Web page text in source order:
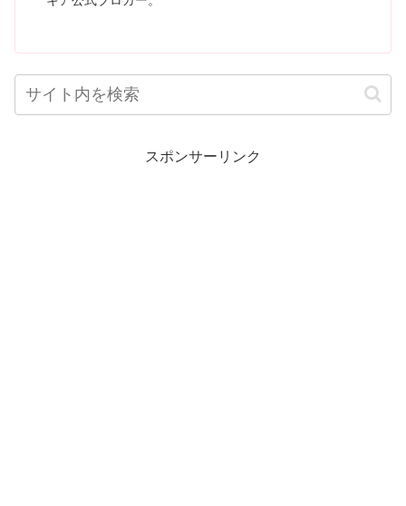
スポンサーリンク